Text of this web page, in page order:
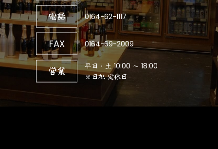
電話 0164-62-1117
FAX 0164-69-2009
営業
平日・土 10:00 ～ 18:00
※日祝 定休日